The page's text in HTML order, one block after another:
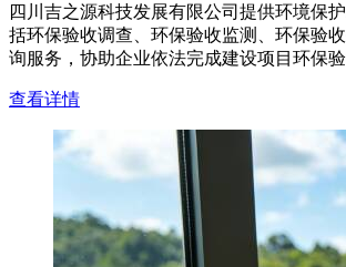
四川吉之源科技发展有限公司提供环境保
括环保验收调查、环保验收监测、环保验
询服务，协助企业依法完成建设项目环保验
查看详情